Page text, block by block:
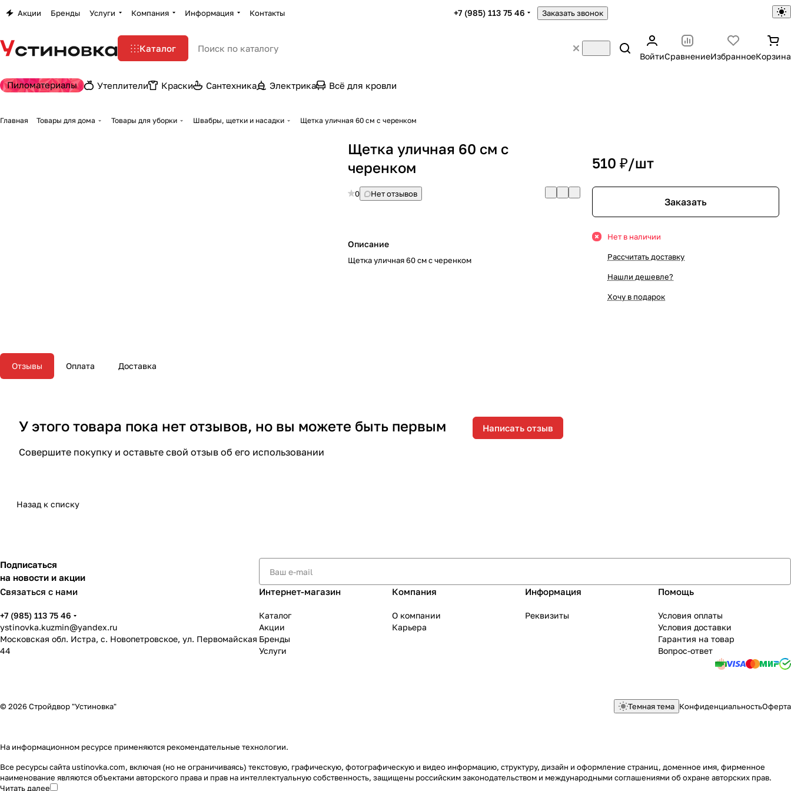
Акции Бренды Услуги Компания Информация Контакты +7 (985) 113 75 46 Заказать звонок
Каталог
ВойтиСравнениеИзбранноеКорзина
Пиломатериалы Утеплители Краски Сантехника Электрика Всё для кровли
Главная Товары для дома Товары для уборки Швабры, щетки и насадки Щетка уличная 60 см с черенком
Щетка уличная 60 см с
черенком
0 Нет отзывов
Описание
Щетка уличная 60 см с черенком
510 ₽/шт
Заказать
Нет в наличии
Рассчитать доставку
Нашли дешевле?
Хочу в подарок
Отзывы Оплата Доставка
У этого товара пока нет отзывов, но вы можете быть первым
Совершите покупку и оставьте свой отзыв об его использовании
Написать отзыв
Назад к списку
Подписаться
на новости и акции
Связаться с нами
+7 (985) 113 75 46
ystinovka.kuzmin@yandex.ru
Московская обл. Истра, с. Новопетровское, ул. Первомайская
44
Интернет-магазин
Каталог
Акции
Бренды
Услуги
Компания
О компании
Карьера
Информация
Реквизиты
Помощь
Условия оплаты
Условия доставки
Гарантия на товар
Вопрос-ответ
© 2026 Стройдвор "Устиновка" Темная тема КонфиденциальностьОферта
На информационном ресурсе применяются рекомендательные технологии.
Все ресурсы сайта ustinovka.com, включая (но не ограничиваясь) текстовую, графическую, фотографическую и видео информацию, структуру, дизайн и оформление страниц, доменное имя, фирменное
наименование являются объектами авторского права и прав на интеллектуальную собственность, защищены российским законодательством и международными соглашениями об охране авторских прав.
Читать далее